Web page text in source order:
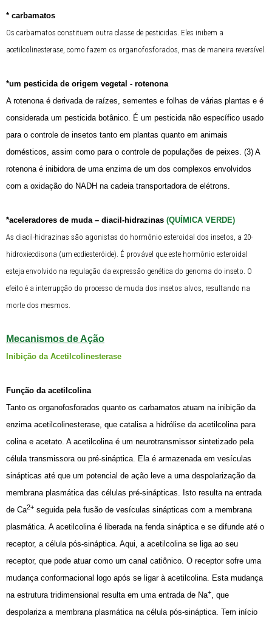
* carbamatos
Os carbamatos constituem outra classe de pesticidas. Eles inibem a
acetilcolinesterase, como fazem os organofosforados, mas de maneira reversível.
*um pesticida de origem vegetal - rotenona
A rotenona é derivada de raízes, sementes e folhas de várias plantas e é
considerada um pesticida botânico. É um pesticida não específico usado
para o controle de insetos tanto em plantas quanto em animais
domésticos, assim como para o controle de populações de peixes. (3) A
rotenona é inibidora de uma enzima de um dos complexos envolvidos
com a oxidação do NADH na cadeia transportadora de elétrons.
*aceleradores de muda – diacil-hidrazinas (QUÍMICA VERDE)
As diacil-hidrazinas são agonistas do hormônio esteroidal dos insetos, a 20-
hidroxiecdisona (um ecdiesteróide). É provável que este hormônio esteroidal
esteja envolvido na regulação da expressão genética do genoma do inseto. O
efeito é a interrupção do processo de muda dos insetos alvos, resultando na
morte dos mesmos.
Mecanismos de Ação
Inibição da Acetilcolinesterase
Função da acetilcolina
Tanto os organofosforados quanto os carbamatos atuam na inibição da
enzima acetilcolinesterase, que catalisa a hidrólise da acetilcolina para
colina e acetato. A acetilcolina é um neurotransmissor sintetizado pela
célula transmissora ou pré-sináptica. Ela é armazenada em vesículas
sinápticas até que um potencial de ação leve a uma despolarização da
membrana plasmática das células pré-sinápticas. Isto resulta na entrada
de Ca2+ seguida pela fusão de vesículas sinápticas com a membrana
plasmática. A acetilcolina é liberada na fenda sináptica e se difunde até o
receptor, a célula pós-sináptica. Aqui, a acetilcolina se liga ao seu
receptor, que pode atuar como um canal catiônico. O receptor sofre uma
mudança conformacional logo após se ligar à acetilcolina. Esta mudança
na estrutura tridimensional resulta em uma entrada de Na+, que
despolariza a membrana plasmática na célula pós-sináptica. Tem início